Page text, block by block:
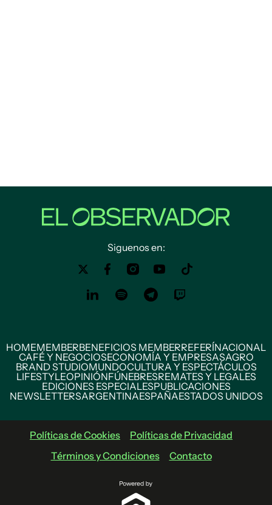
Siguenos en:
HOMEMEMBERBENEFICIOS MEMBERREFERÍNACIONAL
CAFÉ Y NEGOCIOSECONOMÍA Y EMPRESASAGRO
BRAND STUDIOMUNDOCULTURA Y ESPECTÁCULOS
LIFESTYLEOPINIÓNFÚNEBRESREMATES Y LEGALES
EDICIONES ESPECIALESPUBLICACIONES
NEWSLETTERSARGENTINAESPAÑAESTADOS UNIDOS
Políticas de Cookies
Políticas de Privacidad
Términos y Condiciones
Contacto